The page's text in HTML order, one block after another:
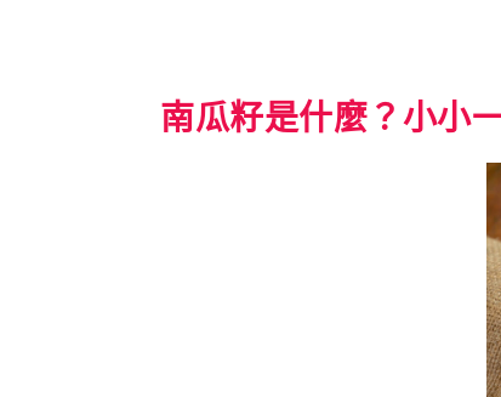
南瓜籽是什麼？小小